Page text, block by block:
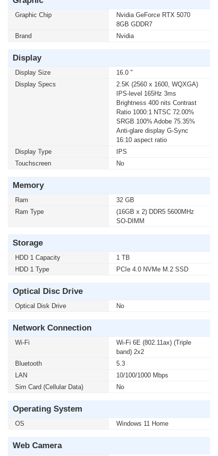
Graphic Chip
Nvidia GeForce RTX 5070
8GB GDDR7
Brand
Nvidia
Display
Display Size
16.0 "
Display Specs
2.5K (2560 x 1600, WQXGA)
IPS-level 165Hz 3ms
Brightness 400 nits Contrast
Ratio 1000:1 NTSC 72.00%
SRGB 100% Adobe 75.35%
Anti-glare display G-Sync
16:10 aspect ratio
Display Type
IPS
Touchscreen
No
Memory
Ram
32 GB
Ram Type
(16GB x 2) DDR5 5600MHz
SO-DIMM
Storage
HDD 1 Capacity
1 TB
HDD 1 Type
PCIe 4.0 NVMe M.2 SSD
Optical Disc Drive
Optical Disk Drive No
Network Connection
Wi-Fi
Wi-Fi 6E (802.11ax) (Triple
band) 2x2
Bluetooth
5.3
LAN
10/100/1000 Mbps
Sim Card (Cellular Data)
No
Operating System
OS Windows 11 Home
Web Camera